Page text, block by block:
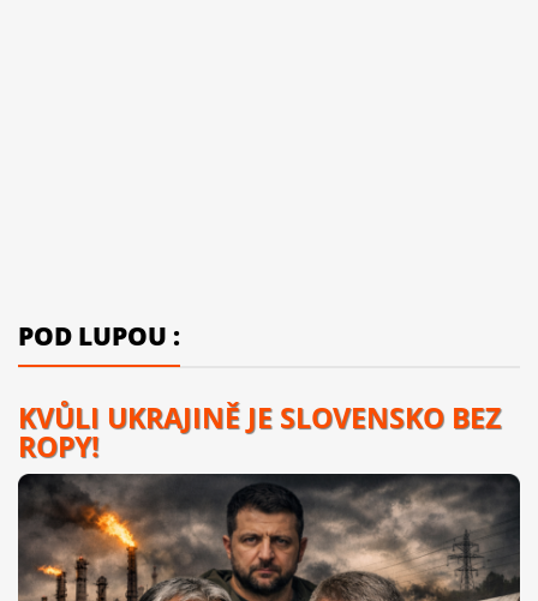
POD LUPOU :
KVŮLI UKRAJINĚ JE SLOVENSKO BEZ
ROPY!